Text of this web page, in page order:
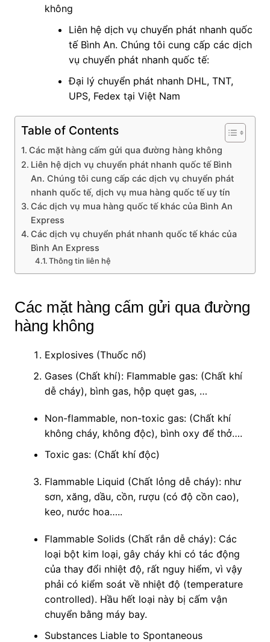
không
Liên hệ dịch vụ chuyển phát nhanh quốc
tế Bình An. Chúng tôi cung cấp các dịch
vụ chuyển phát nhanh quốc tế:
Đại lý chuyển phát nhanh DHL, TNT,
UPS, Fedex tại Việt Nam
Table of Contents
Các mặt hàng cấm gửi qua đường hàng không
Liên hệ dịch vụ chuyển phát nhanh quốc tế Bình
An. Chúng tôi cung cấp các dịch vụ chuyển phát
nhanh quốc tế, dịch vụ mua hàng quốc tế uy tín
Các dịch vụ mua hàng quốc tế khác của Bình An
Express
Các dịch vụ chuyển phát nhanh quốc tế khác của
Bình An Express
Thông tin liên hệ
Các mặt hàng cấm gửi qua đường
hàng không
Explosives (Thuốc nổ)
Gases (Chất khí): Flammable gas: (Chất khí
dễ cháy), bình gas, hộp quẹt gas, …
Non-flammable, non-toxic gas: (Chất khí
không cháy, không độc), bình oxy để thở….
Toxic gas: (Chất khí độc)
Flammable Liquid (Chất lỏng dễ cháy): như
sơn, xăng, dầu, cồn, rượu (có độ cồn cao),
keo, nước hoa…..
Flammable Solids (Chất rắn dễ cháy): Các
loại bột kim loại, gây cháy khi có tác động
của thay đổi nhiệt độ, rất nguy hiểm, vì vậy
phải có kiểm soát về nhiệt độ (temperature
controlled). Hầu hết loại này bị cấm vận
chuyển bằng máy bay.
Substances Liable to Spontaneous